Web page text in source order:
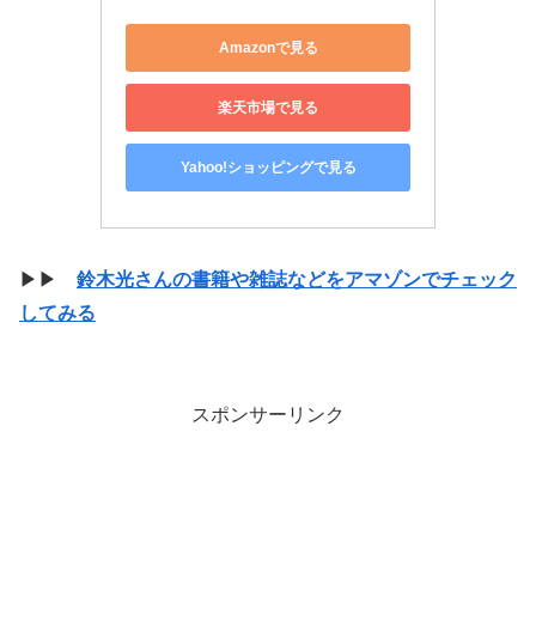
Amazonで見る
楽天市場で見る
Yahoo!ショッピングで見る
▶▶ 鈴木光さんの書籍や雑誌などをアマゾンでチェック
してみる
スポンサーリンク